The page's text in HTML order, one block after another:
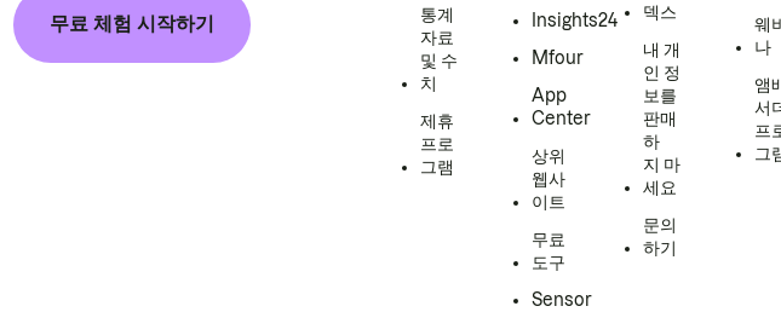
무료 체험 시작하기
통계
자료
및 수
치
제휴
프로
그램
Insights24
Mfour
App
Center
상위
웹사
이트
무료
도구
Sensor
덱스
내 개
인 정
보를
판매
하
지 마
세요
문의
하기
웨
나
앰
서
프
그